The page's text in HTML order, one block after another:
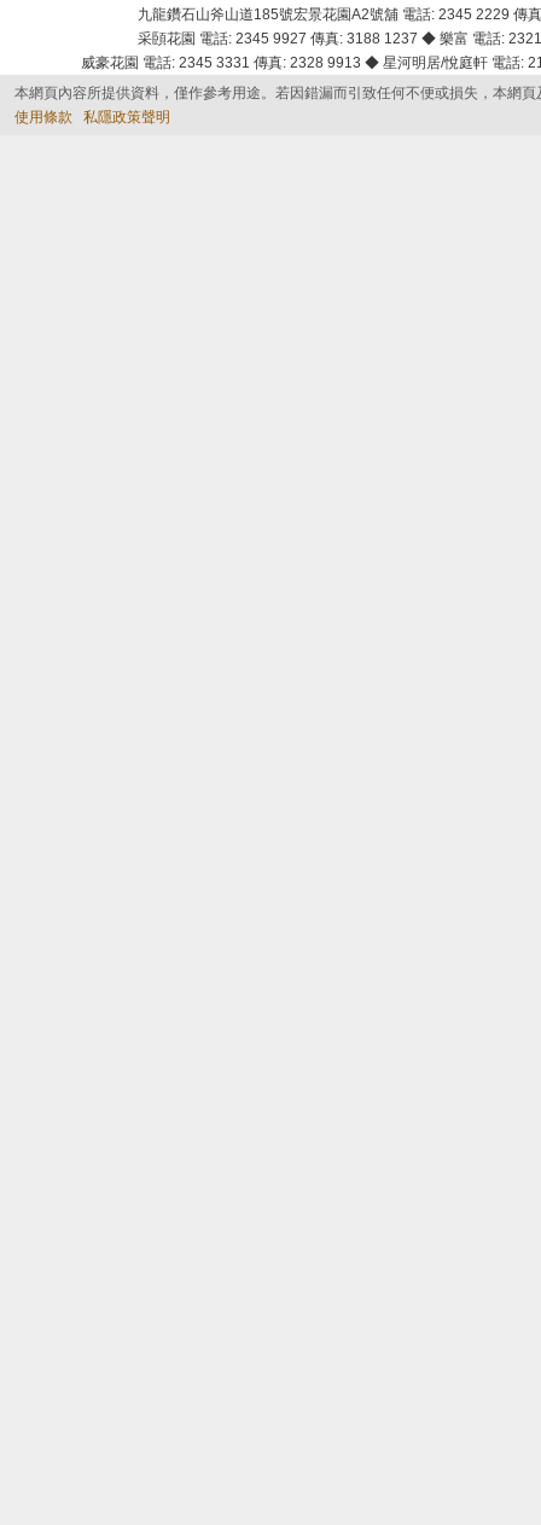
九龍鑽石山斧山道185號宏景花園A2號舖 電話: 2345 2229
采頣花園 電話: 2345 9927 傳真: 3188 1237 ◆ 樂富 電話:
威豪花園 電話: 2345 3331 傳真: 2328 9913 ◆ 星河明居/悅庭軒 電話
本網頁內容所提供資料，僅作參考用途。若因錯漏而引致任何不便或損失，本網
使用條款
私隱政策聲明